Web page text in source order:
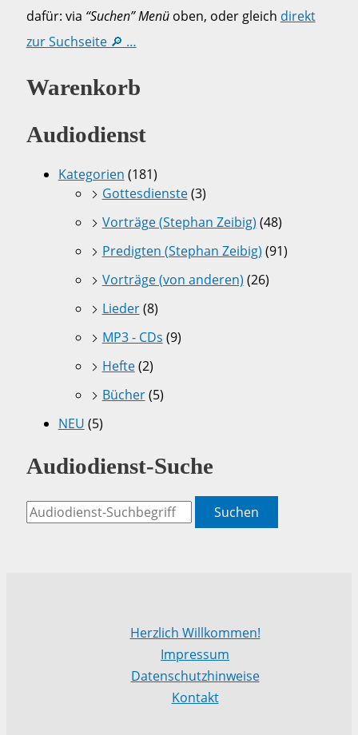
dafür: via “Suchen” Menüoben, oder gleich direkt
zur Suchseite 🔎 …
Warenkorb
Audiodienst
Kategorien (181)
Gottesdienste(3)
Vorträge (Stephan Zeibig) (48)
Predigten (Stephan Zeibig) (91)
Vorträge (von anderen) (26)
Lieder(8)
MP3 - CDs (9)
Hefte(2)
Bücher(5)
NEU (5)
Audiodienst-Suche
Suchen
Herzlich Willkommen!
Impressum
Datenschutzhinweise
Kontakt